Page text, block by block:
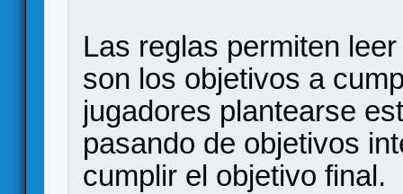
Las reglas permiten
son los objetivos a
jugadores plantearse
pasando de objetivos
cumplir el objetivo final.